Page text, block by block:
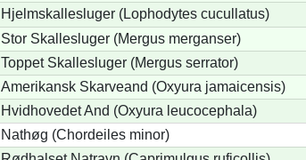
Hjelmskallesluger (Lophodytes cucullatus)
Stor Skallesluger (Mergus merganser)
Toppet Skallesluger (Mergus serrator)
Amerikansk Skarveand (Oxyura jamaicensis)
Hvidhovedet And (Oxyura leucocephala)
Nathøg (Chordeiles minor)